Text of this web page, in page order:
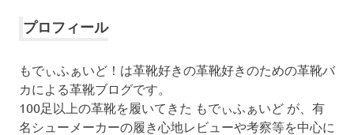
イ
プロフィール
もでぃふぁいど！は革靴好きの革靴好きのための革靴バ
カによる革靴ブログです。
100足以上の革靴を履いてきた もでぃふぁいど が、有
名シューメーカーの履き心地レビューや考察等を中心に